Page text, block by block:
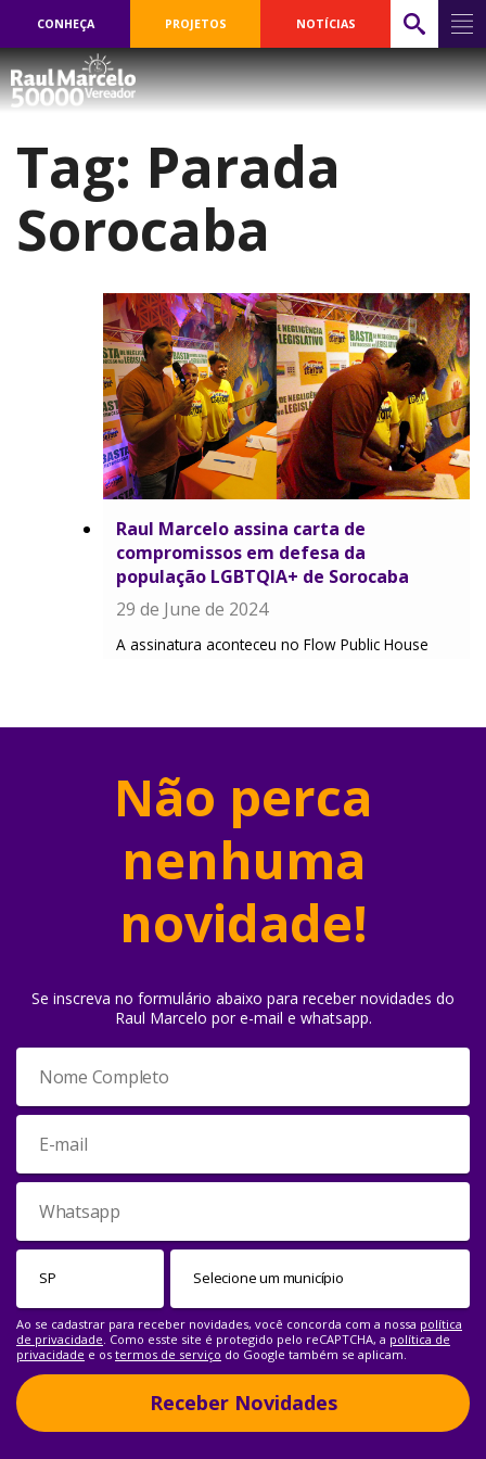
CONHEÇA PROJETOS NOTÍCIAS
Tag: Parada
Sorocaba
Raul Marcelo assina carta de
compromissos em defesa da
população LGBTQIA+ de Sorocaba
29 de June de 2024
A assinatura aconteceu no Flow Public House
Não perca
nenhuma
novidade!
Se inscreva no formulário abaixo para receber novidades do
Raul Marcelo por e-mail e whatsapp.
Ao se cadastrar para receber novidades, você concorda com a nossa política
de privacidade. Como esste site é protegido pelo reCAPTCHA, a política de
privacidade e os termos de serviço do Google também se aplicam.
Receber Novidades